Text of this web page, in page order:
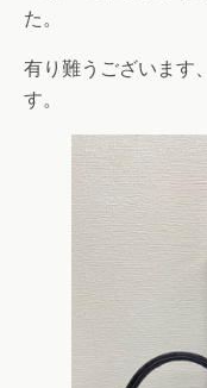
た。
有り難うございます
す。